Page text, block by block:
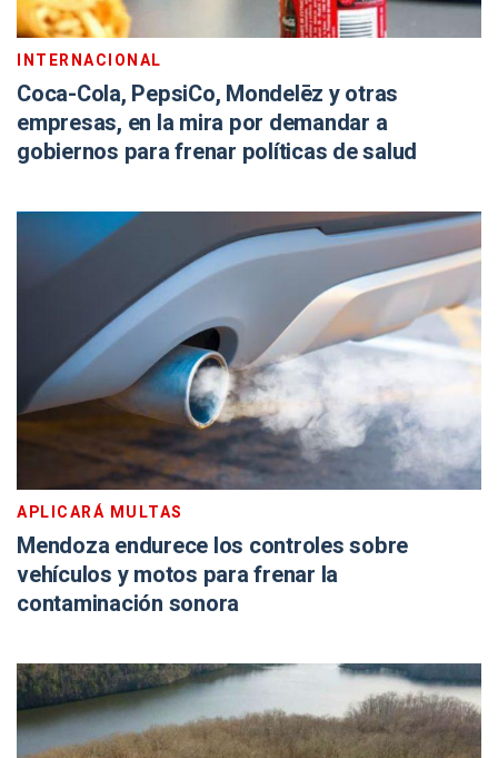
INTERNACIONAL
Coca-Cola, PepsiCo, Mondelēz y otras
empresas, en la mira por demandar a
gobiernos para frenar políticas de salud
APLICARÁ MULTAS
Mendoza endurece los controles sobre
vehículos y motos para frenar la
contaminación sonora